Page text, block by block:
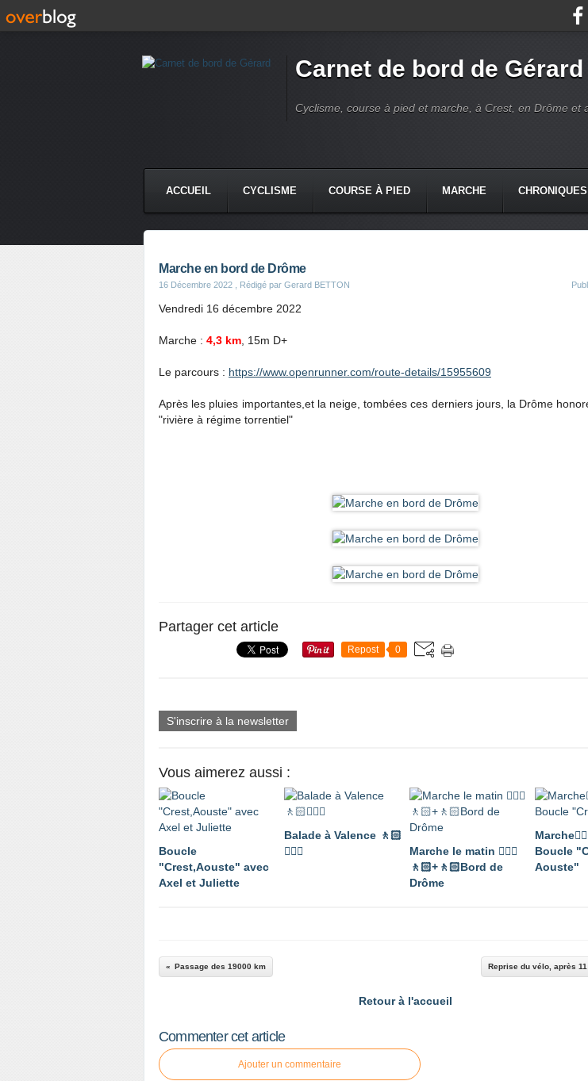
Carnet de bord de Gérard
Cyclisme, course à pied et marche, à Crest, en Drôme et
ACCUEIL CYCLISME COURSE À PIED MARCHE CHRONIQUES
Marche en bord de Drôme
16 Décembre 2022 , Rédigé par Gerard BETTON
Vendredi 16 décembre 2022
Marche : 4,3 km , 15m D+
Le parcours : https://www.openrunner.com/route-details/15955609
Après les pluies importantes,et la neige, tombées ces derniers jours, la Drôme
"rivière à régime torrentiel"
Partager cet article
Repost 0
S'inscrire à la newsletter
Vous aimerez aussi :
Boucle
"Crest,Aouste" avec
Axel et Juliette
Balade à Valence 🚶🏻
🚶🏼‍♂️
Marche le matin 🚶🏼‍♂️
🚶🏻+🚶🏻Bord de
Drôme
Boucle
Aouste"
Passage des 19000 km Reprise du vélo, après
Retour à l'accueil
Commenter cet article
Ajouter un commentaire